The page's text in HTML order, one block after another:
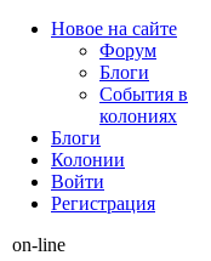
Новое на сайте
Форум
Блоги
События в
колониях
Блоги
Колонии
Войти
Peгиcтpaция
on-line